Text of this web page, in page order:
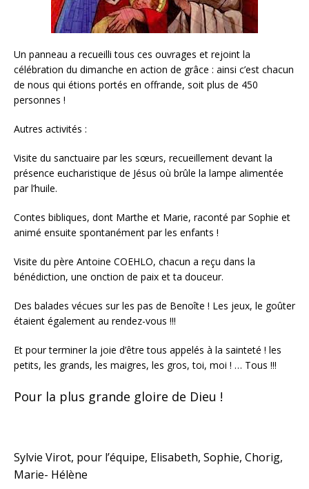
Un panneau a recueilli tous ces ouvrages et rejoint la
célébration du dimanche en action de grâce : ainsi c’est chacun
de nous qui étions portés en offrande, soit plus de 450
personnes !
Autres activités :
Visite du sanctuaire par les sœurs, recueillement devant la
présence eucharistique de Jésus où brûle la lampe alimentée
par l’huile.
Contes bibliques, dont Marthe et Marie, raconté par Sophie et
animé ensuite spontanément par les enfants !
Visite du père Antoine COEHLO, chacun a reçu dans la
bénédiction, une onction de paix et ta douceur.
Des balades vécues sur les pas de Benoîte ! Les jeux, le goûter
étaient également au rendez-vous !!!
Et pour terminer la joie d’être tous appelés à la sainteté ! les
petits, les grands, les maigres, les gros, toi, moi ! … Tous !!!
Pour la plus grande gloire de Dieu !
Sylvie Virot, pour l’équipe, Elisabeth, Sophie, Chorig,
Marie- Hélène